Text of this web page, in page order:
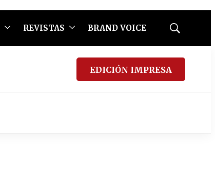
REVISTAS BRAND VOICE
Mostrar
EDICIÓN IMPRESA